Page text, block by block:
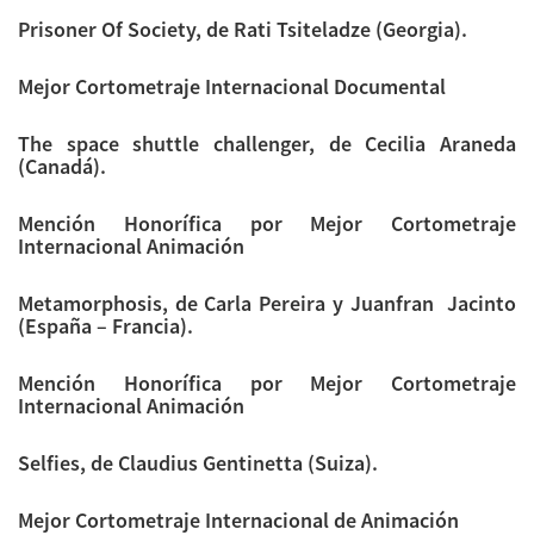
Prisoner Of Society, de Rati Tsiteladze (Georgia).
Mejor Cortometraje Internacional Documental
The space shuttle challenger, de Cecilia Araneda
(Canadá).
Mención Honorífica por Mejor Cortometraje
Internacional Animación
Metamorphosis, de Carla Pereira y Juanfran Jacinto
(España – Francia).
Mención Honorífica por Mejor Cortometraje
Internacional Animación
Selfies, de Claudius Gentinetta (Suiza).
Mejor Cortometraje Internacional de Animación